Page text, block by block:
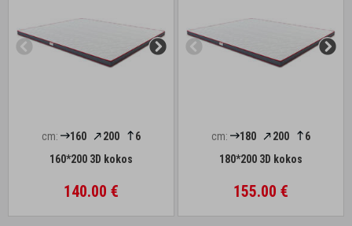
cm: 160 200
6
160*200 3D kokos
140.00 €
cm: 180 200
6
180*200 3D kokos
155.00 €